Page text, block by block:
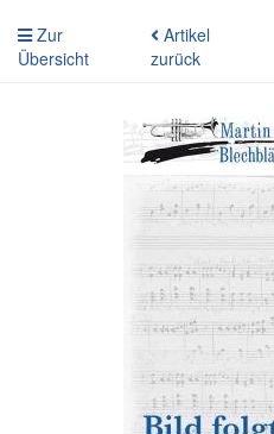
Zur
Übersicht
Artikel
zurück